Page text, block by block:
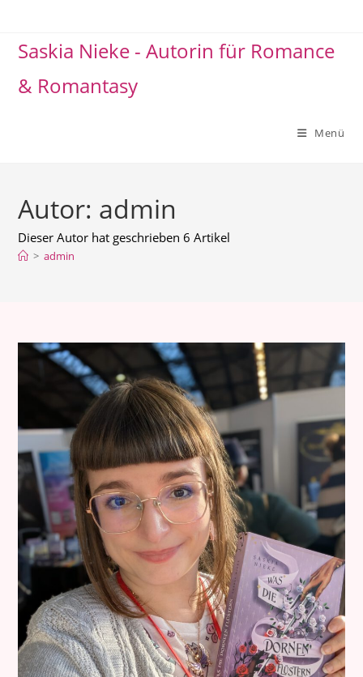
springen
Saskia Nieke - Autorin für Romance
& Romantasy
Menü
Autor: admin
Dieser Autor hat geschrieben 6 Artikel
> admin